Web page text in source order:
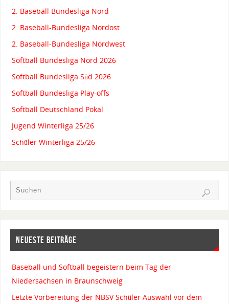
2. Baseball Bundesliga Nord
2. Baseball-Bundesliga Nordost
2. Baseball-Bundesliga Nordwest
Softball Bundesliga Nord 2026
Softball Bundesliga Süd 2026
Softball Bundesliga Play-offs
Softball Deutschland Pokal
Jugend Winterliga 25/26
Schüler Winterliga 25/26
NEUESTE BEITRÄGE
Baseball und Softball begeistern beim Tag der
Niedersachsen in Braunschweig
Letzte Vorbereitung der NBSV Schüler Auswahl vor dem